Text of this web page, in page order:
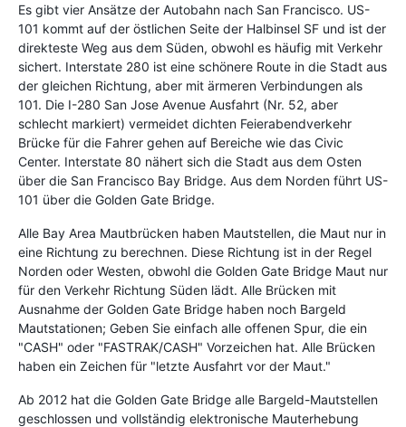
Es gibt vier Ansätze der Autobahn nach San Francisco. US-
101 kommt auf der östlichen Seite der Halbinsel SF und ist der
direkteste Weg aus dem Süden, obwohl es häufig mit Verkehr
sichert. Interstate 280 ist eine schönere Route in die Stadt aus
der gleichen Richtung, aber mit ärmeren Verbindungen als
101. Die I-280 San Jose Avenue Ausfahrt (Nr. 52, aber
schlecht markiert) vermeidet dichten Feierabendverkehr
Brücke für die Fahrer gehen auf Bereiche wie das Civic
Center. Interstate 80 nähert sich die Stadt aus dem Osten
über die San Francisco Bay Bridge. Aus dem Norden führt US-
101 über die Golden Gate Bridge.
Alle Bay Area Mautbrücken haben Mautstellen, die Maut nur in
eine Richtung zu berechnen. Diese Richtung ist in der Regel
Norden oder Westen, obwohl die Golden Gate Bridge Maut nur
für den Verkehr Richtung Süden lädt. Alle Brücken mit
Ausnahme der Golden Gate Bridge haben noch Bargeld
Mautstationen; Geben Sie einfach alle offenen Spur, die ein
"CASH" oder "FASTRAK/CASH" Vorzeichen hat. Alle Brücken
haben ein Zeichen für "letzte Ausfahrt vor der Maut."
Ab 2012 hat die Golden Gate Bridge alle Bargeld-Mautstellen
geschlossen und vollständig elektronische Mauterhebung